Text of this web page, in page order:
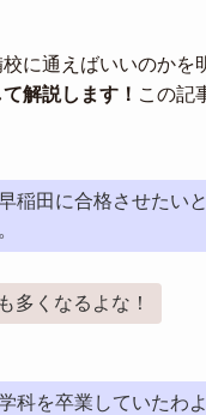
に通えばいいのかを
解説します！ この記
稲田に合格させたい
多くなるよな！
科を卒業していたわ